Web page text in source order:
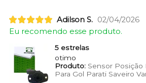
Adilson S. 02/04/2026
Eu recomendo esse produto.
5 estrelas
otimo
Produto:Sensor Posição
Para Gol Parati Saveiro